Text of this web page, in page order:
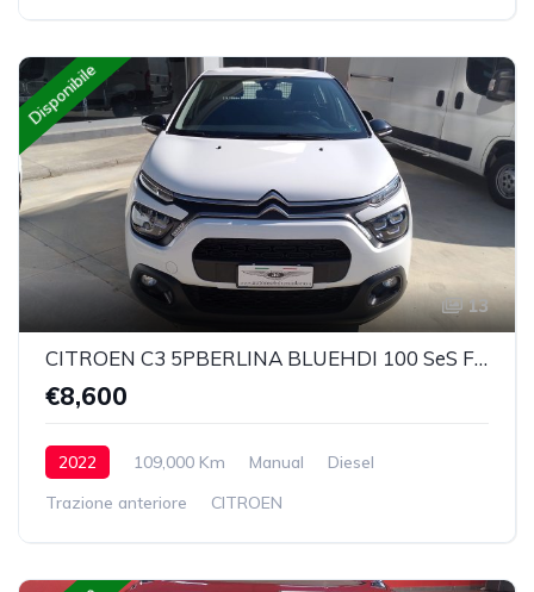
Disponibile
13
CITROEN C3 5PBERLINA BLUEHDI 100 SeS FEEL VAN
€8,600
2022 109,000 Km Manual
Diesel
Trazione anteriore
CITROEN